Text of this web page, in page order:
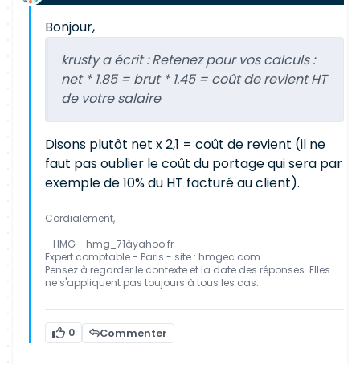
Bonjour,
krusty a écrit :Retenez pour vos calculs :
net * 1.85 = brut * 1.45 = coût de revient HT
de votre salaire
Disons plutôt net x 2,1 = coût de revient (il ne
faut pas oublier le coût du portage qui sera par
exemple de 10% du HT facturé au client).
Cordialement,
- HMG - hmg_71àyahoo.fr
Expert comptable - Paris - site : hmgec com
Pensez à regarder le contexte et la date des réponses. Elles
ne s'appliquent pas toujours à tous les cas.
0 Commenter